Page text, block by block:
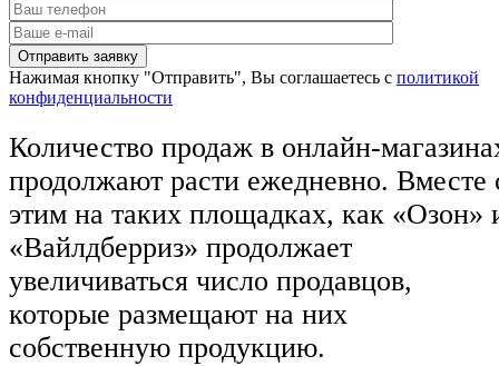
Нажимая кнопку "Отправить", Вы соглашаетесь с политикой
конфиденциальности
Количество продаж в онлайн-
продолжают расти ежедневно. Вместе
этим на таких площадках, как «Озон»
«Вайлдберриз» продолжает
увеличиваться число продавцов,
которые размещают на них
собственную продукцию.